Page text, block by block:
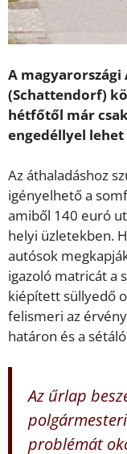
A magyarországi
(Schattendorf)
hétfőtől már
engedéllyel
Az áthaladáshoz
igényelhető a
amiből 140 euró
helyi üzletekben.
autósok
igazoló matricát a
kiépített süllyedő
felismeri az
határon és a
Az űrlap
problémát